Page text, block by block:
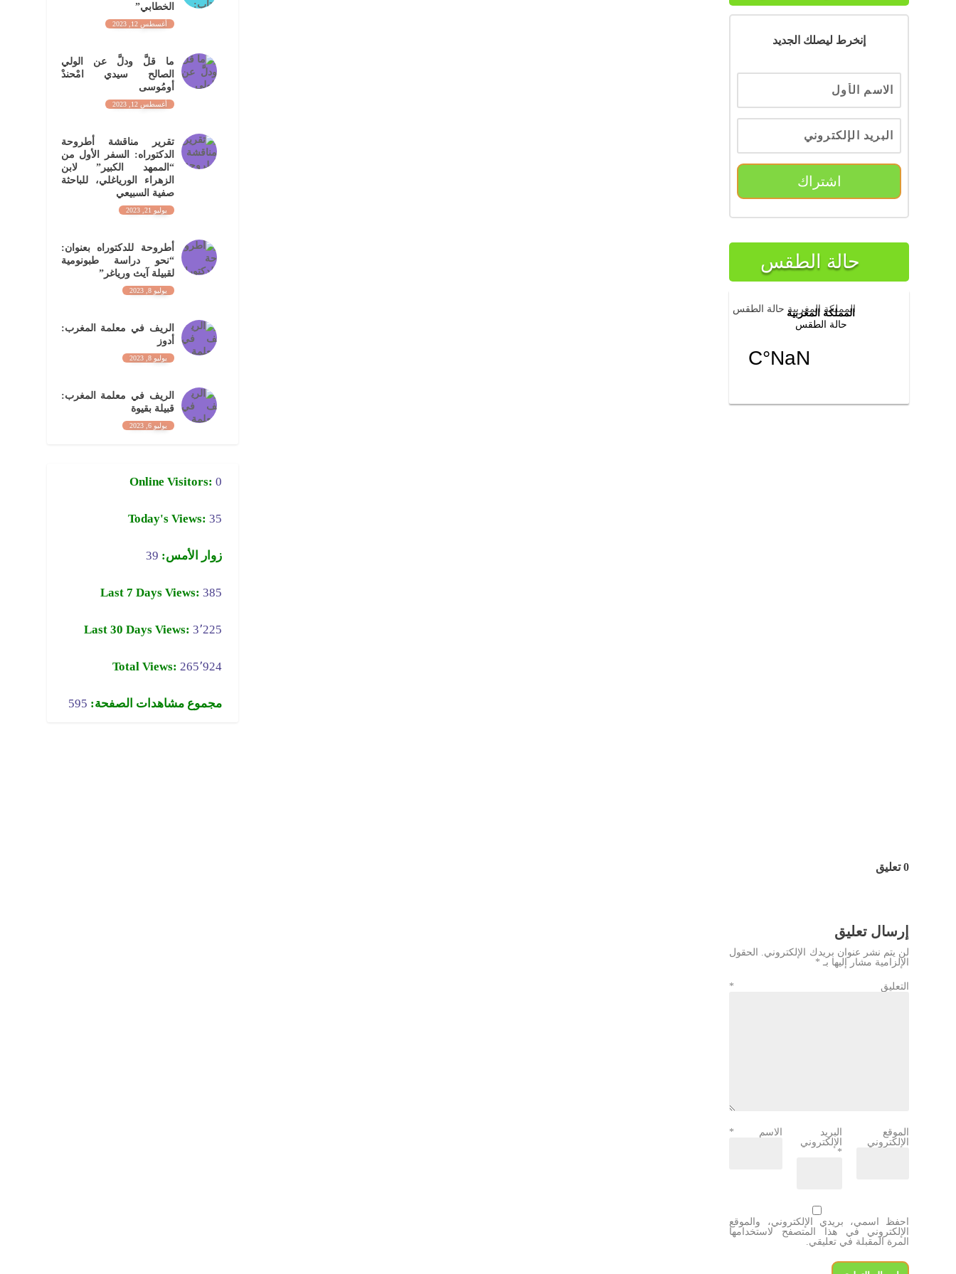
الخطابي”
أغسطس 12, 2023
ما قلَّ ودلَّ عن الولي
الصالح سيدي امْحندْ
أومُوسى
أغسطس 12, 2023
تقرير مناقشة أطروحة
الدكتوراه: السفر الأول من
“الممهد الكبير” لابن
الزهراء الورياغلي، للباحثة
صفية السبيعي
يوليو 21, 2023
أطروحة للدكتوراه بعنوان:
“نحو دراسة طبونومية
لقبيلة آيث ورياغر”
يوليو 8, 2023
الريف في معلمة المغرب:
أدوز
يوليو 8, 2023
الريف في معلمة المغرب:
قبيلة بقيوة
يوليو 6, 2023
Online Visitors: 0
Today's Views: 35
زوار الأمس: 39
Last 7 Days Views: 385
Last 30 Days Views: 3٬225
Total Views: 265٬924
مجموع مشاهدات الصفحة: 595
إنخرط ليصلك الجديد
اشتراك
حالة الطقس
المملكة المغربية حالة الطقس
0 تعليق
إرسال تعليق
لن يتم نشر عنوان بريدك الإلكتروني.
الحقول
الإلزامية مشار إليها بـ *
التعليق *
الاسم *
البريد
الإلكتروني
*
الموقع
الإلكتروني
احفظ اسمي، بريدي الإلكتروني، والموقع
الإلكتروني في هذا المتصفح لاستخدامها
المرة المقبلة في تعليقي.